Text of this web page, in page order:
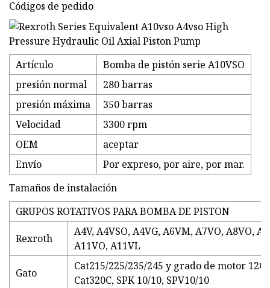
Códigos de pedido
Artículo
Bomba de pistón serie A10VSO
presión normal
280 barras
presión máxima
350 barras
Velocidad
3300 rpm
OEM
aceptar
Envío
Por expreso, por aire, por mar.
Tamaños de instalación
GRUPOS ROTATIVOS PARA BOMBA DE PISTON
Rexroth
A4V, A4VSO, A4VG, A6VM, A7VO, A8VO,
A11VO, A11VL
Gato
Cat215/225/235/245 y grado de motor 12G/
Cat320C, SPK 10/10, SPV10/10